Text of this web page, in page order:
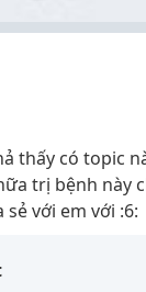
thấy có topic
trị bệnh này
với em với :6: